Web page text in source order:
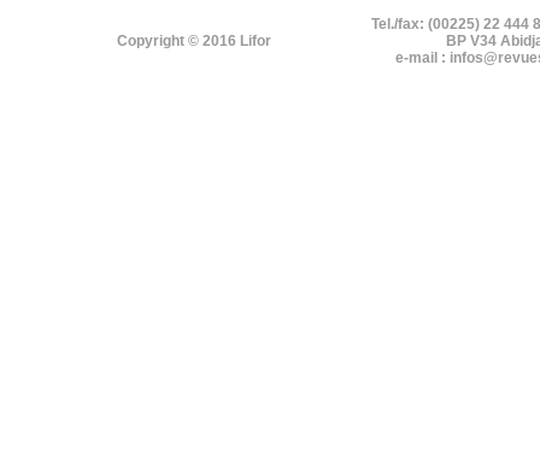
Copyright © 2016 Lifor
Tel./fax: (00225) 22 444
BP V34
e-mail :